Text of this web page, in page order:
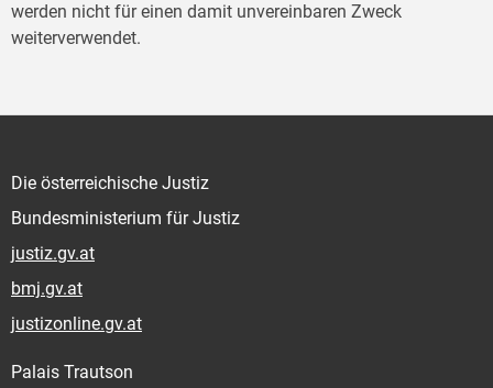
werden nicht für einen damit unvereinbaren Zweck
weiterverwendet.
Die österreichische Justiz
Bundesministerium für Justiz
justiz.gv.at
bmj.gv.at
justizonline.gv.at
Palais Trautson